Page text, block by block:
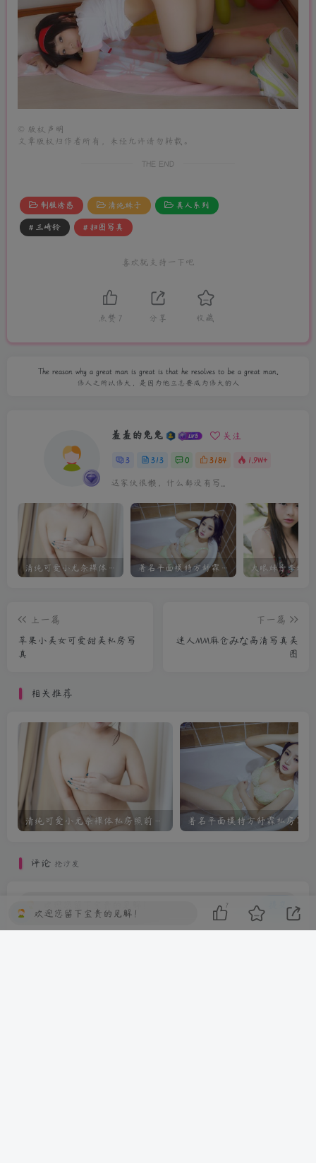
版权声明
文章版权归作者所有，未经允许请勿转载。
THE END
制服诱惑 清纯妹子 真人系列
# 三崎铃 # 扫图写真
喜欢就支持一下吧
点赞 7 分享 收藏
The reason why a great man is great is that he resolves to be a great man.
伟人之所以伟大，是因为他立志要成为伟大的人
羞羞的兔兔 关注
3 313 0 3184 1.9W+
这家伙很懒，什么都没有写...
清纯可爱小尤奈裸体私房照前凸后翘迷人 著名平面模特方舒霖私房写真
上一篇
苹果小美女可爱甜美私房写
真
下一篇
迷人MM麻仓みな高清写真美
图
相关推荐
清纯可爱小尤奈裸体私房照前凸后翘迷人 著名平面模特方舒霖私房写真
评论 抢沙发
欢迎您留下宝贵的见解！
7